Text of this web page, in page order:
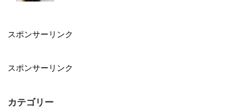
スポンサーリンク
スポンサーリンク
カテゴリー